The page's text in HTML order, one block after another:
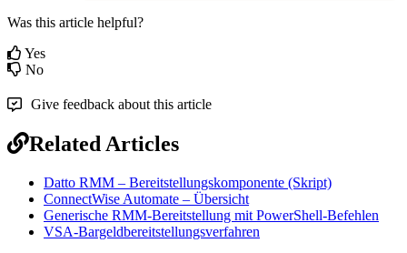
Was this article helpful?
Yes
No
Give feedback about this article
Related Articles
Datto RMM – Bereitstellungskomponente (Skript)
ConnectWise Automate – Übersicht
Generische RMM-Bereitstellung mit PowerShell-Befehlen
VSA-Bargeldbereitstellungsverfahren